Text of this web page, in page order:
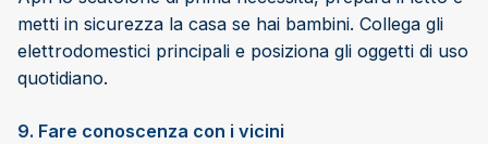
metti in sicurezza la casa se hai bambini. Collega gli
elettrodomestici principali e posiziona gli oggetti di uso
quotidiano.
9. Fare conoscenza con i vicini